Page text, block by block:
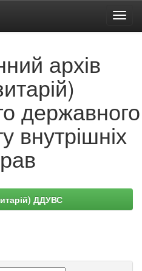
архів
державного
внутрішніх
ДДУВС